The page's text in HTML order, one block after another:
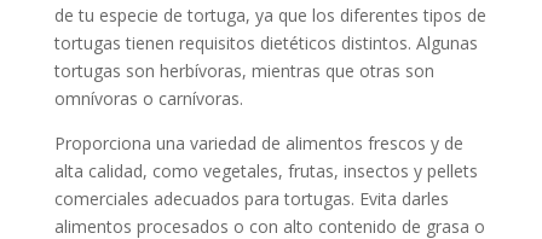
de tu especie de tortuga, ya que los diferentes tipos de
tortugas tienen requisitos dietéticos distintos. Algunas
tortugas son herbívoras, mientras que otras son
omnívoras o carnívoras.
Proporciona una variedad de alimentos frescos y de
alta calidad, como vegetales, frutas, insectos y pellets
comerciales adecuados para tortugas. Evita darles
alimentos procesados o con alto contenido de grasa o